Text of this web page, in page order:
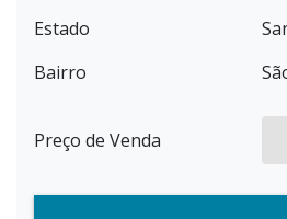
Estado
Bairro
Preço de Venda